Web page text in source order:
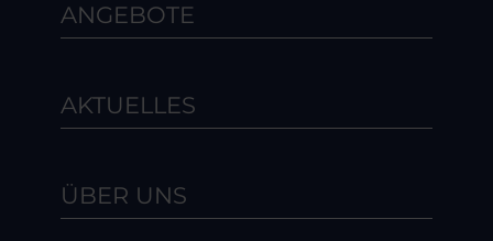
ANGEBOTE
AKTUELLES
ÜBER UNS